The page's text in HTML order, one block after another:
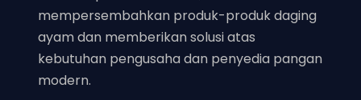
mempersembahkan produk-produk daging
ayam dan memberikan solusi atas
kebutuhan pengusaha dan penyedia pangan
modern.